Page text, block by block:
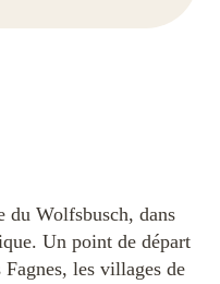
du Wolfsbusch, dans
Un point de départ
les villages de